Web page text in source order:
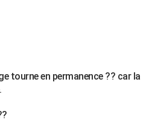
tourne en permanence ?? car la